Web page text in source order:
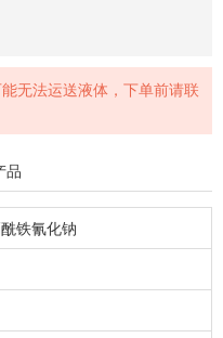
无法运送液体，下单前请联
品
铁氰化钠